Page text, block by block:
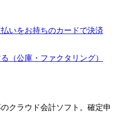
いをお持ちのカードで決済
（公庫・ファクタリング）
クラウド会計ソフト。確定申